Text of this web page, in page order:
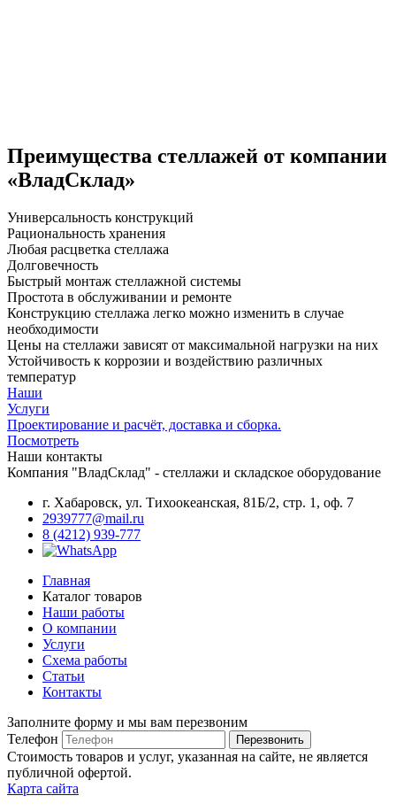
Преимущества стеллажей от компании
«ВладСклад»
Универсальность конструкций
Рациональность хранения
Любая расцветка стеллажа
Долговечность
Быстрый монтаж стеллажной системы
Простота в обслуживании и ремонте
Конструкцию стеллажа легко можно изменить в случае
необходимости
Цены на стеллажи зависят от максимальной нагрузки на них
Устойчивость к коррозии и воздействию различных
температур
Наши
Услуги
Проектирование и расчёт, доставка и сборка.
Посмотреть
Наши контакты
Компания "ВладСклад" - стеллажи и складское оборудование
г. Хабаровск, ул. Тихоокеанская, 81Б/2, стр. 1, оф. 7
2939777@mail.ru
8 (4212) 939-777
Главная
Каталог товаров
Наши работы
О компании
Услуги
Схема работы
Статьи
Контакты
Заполните форму и мы вам перезвоним
Телефон
Перезвонить
Стоимость товаров и услуг, указанная на сайте, не является
публичной офертой.
Карта сайта